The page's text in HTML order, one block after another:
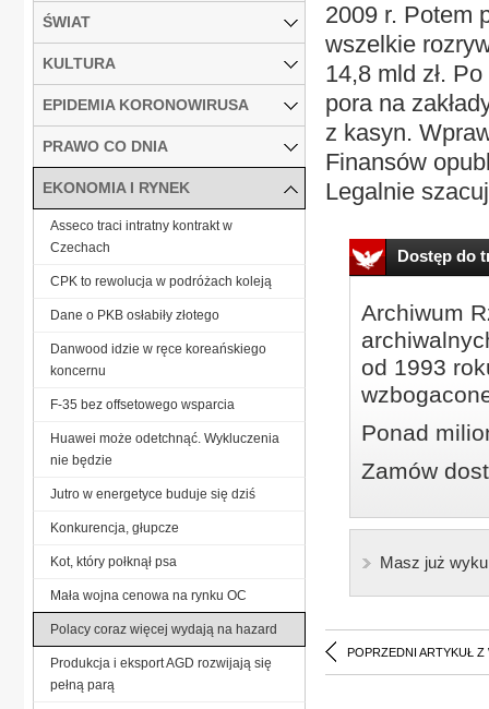
2009 r. Potem
wszelkie
14,8 mld zł.
pora na
z kasyn.
Finansów
Legalnie
Dostęp do
Archiwum
od 1993
Ponad
Zamów
Masz już
POPRZEDNI ARTYKUŁ Z
ŚWIAT
KULTURA
EPIDEMIA KORONOWIRUSA
PRAWO CO DNIA
EKONOMIA I RYNEK
Asseco traci intratny kontrakt w
Czechach
CPK to rewolucja w podróżach koleją
Dane o PKB osłabiły złotego
Danwood idzie w ręce koreańskiego
koncernu
F-35 bez offsetowego wsparcia
Huawei może odetchnąć. Wykluczenia
nie będzie
Jutro w energetyce buduje się dziś
Konkurencja, głupcze
Kot, który połknął psa
Mała wojna cenowa na rynku OC
Polacy coraz więcej wydają na hazard
Produkcja i eksport AGD rozwijają się
pełną parą